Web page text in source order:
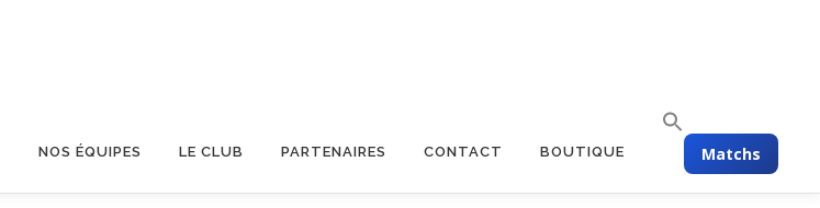
NOS ÉQUIPES LE CLUB PARTENAIRES CONTACT BOUTIQUE Matchs